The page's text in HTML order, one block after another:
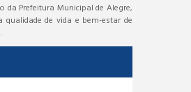
da Prefeitura Municipal de Alegre,
de vida e bem-estar de